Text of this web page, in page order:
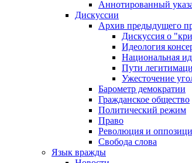
Аннотированный
Дискуссии
Архив предыдущего
Дискуссия о
Идеология
Национальная
Пути
Ужесточение
Барометр демократии
Гражданское общество
Политический режим
Право
Революция и
Свобода слова
Язык вражды